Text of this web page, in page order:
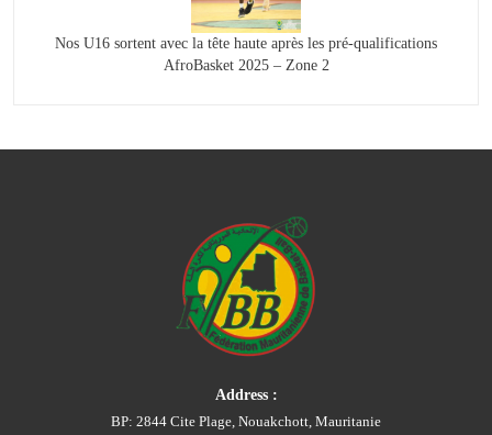
Nos U16 sortent avec la tête haute après les pré-qualifications
AfroBasket 2025 – Zone 2
Address :
BP: 2844 Cite Plage, Nouakchott, Mauritanie